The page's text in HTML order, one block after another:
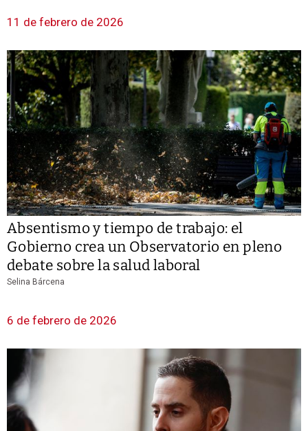
11 de febrero de 2026
Absentismo y tiempo de trabajo: el
Gobierno crea un Observatorio en pleno
debate sobre la salud laboral
Selina Bárcena
6 de febrero de 2026